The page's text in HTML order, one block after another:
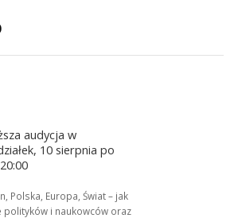
audycja w
10 sierpnia po
Polska, Europa, Świat – jak
polityków i naukowców oraz